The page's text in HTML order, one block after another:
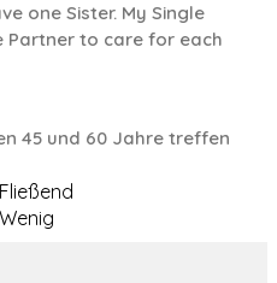
one Sister. My Single
Partner to care for each
45 und 60 Jahre treffen
Fließend
Wenig